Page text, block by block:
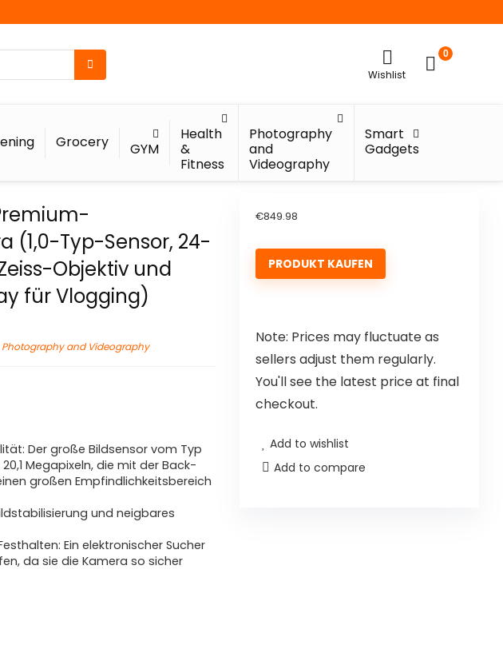
Wishlist
0
Grocery GYM
Health
&
Fitness
Photography
and
Videography
Smart
Gadgets
(1,0-Typ-Sensor, 24-
Objektiv und
für Vlogging)
Photography and Videography
Der große Bildsensor vom Typ
Megapixeln, die mit der Back-
großen Empfindlichkeitsbereich
und neigbares
Ein elektronischer Sucher
da sie die Kamera so sicher
€849.98
PRODUKT KAUFEN
Note: Prices may fluctuate as
sellers adjust them regularly.
You'll see the latest price at final
checkout.
Add to wishlist
Add to compare